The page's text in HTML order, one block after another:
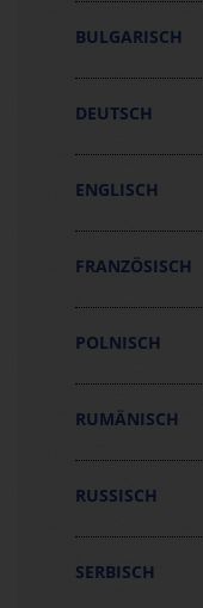
BULGARISCH
DEUTSCH
ENGLISCH
FRANZÖSISCH
POLNISCH
RUMÄNISCH
RUSSISCH
SERBISCH